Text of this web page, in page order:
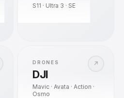
S11 · Ultra 3 · SE
↗
DRONES
DJI
Mavic · Avata · Action ·
Osmo